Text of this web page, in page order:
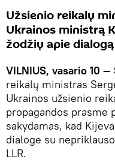
Užsienio reikalų
Ukrainos ministrą
žodžių apie
VILNIUS, vasario 10 —
reikalų ministras
Ukrainos užsienio
propagandos prasme
sakydamas, kad
dialoge su
LLR.